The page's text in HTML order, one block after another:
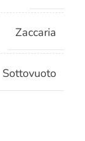
Zaccaria
Sottovuoto